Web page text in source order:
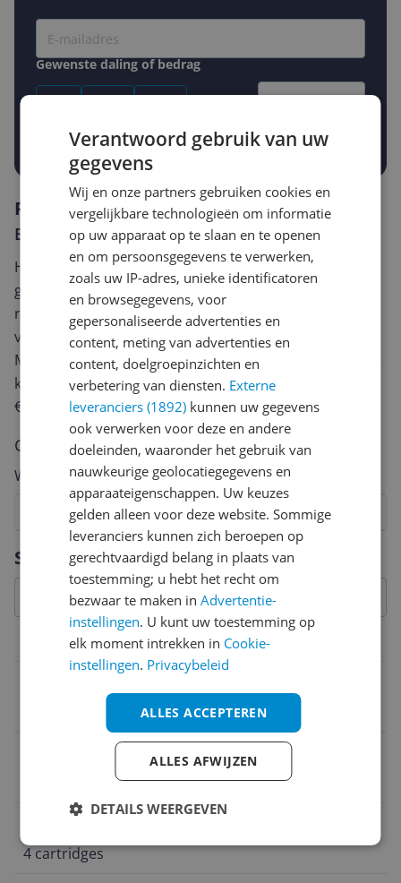
Gewenste daling of bedrag
Gewenste prijs
€
Prijsalert aanzetten
Specificaties
Technisch
4 cartridges
Reviews
Er zijn nog geen reviews geschreven
Heb jij dit product in bezit en wil je graag je mening
geven? Start dan hieronder met het schrijven van je
review. Afhankelijk van de details duurt het schrijven
van een review gemiddeld tussen de 3 en 10 minuten.
Met jouw mening help je andere bezoekers een betere
keuze te maken én maak je iedere maand kans op
€250,-!
Klik hier voor de actievoorwaarden.
Cijfer
Welk cijfer geef jij dit product?
9
8
7
6
5
4
3
2
Vraag 1 van 4
Verantwoord gebruik van uw
gegevens
Wij en onze partners gebruiken cookies en
vergelijkbare technologieën om informatie
op uw apparaat op te slaan en te openen
en om persoonsgegevens te verwerken,
zoals uw IP-adres, unieke identificatoren
en browsegegevens, voor
gepersonaliseerde advertenties en
content, meting van advertenties en
content, doelgroepinzichten en
verbetering van diensten. Externe
leveranciers (1892) kunnen uw gegevens
ook verwerken voor deze en andere
doeleinden, waaronder het gebruik van
nauwkeurige geolocatiegegevens en
apparaateigenschappen. Uw keuzes
gelden alleen voor deze website. Sommige
leveranciers kunnen zich beroepen op
gerechtvaardigd belang in plaats van
toestemming; u hebt het recht om
bezwaar te maken inAdvertentie-
instellingen. U kunt uw toestemming op
elk moment intrekken in Cookie-
instellingen. Privacybeleid
ALLES ACCEPTEREN
ALLES AFWIJZEN
DETAILS WEERGEVEN